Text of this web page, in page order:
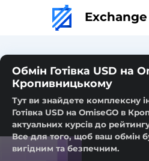
Обмін Готівка USD на
Кропивницькому
Тут ви знайдете комплексну
Готівка USD на OmiseGO в
актуальних курсів до
Все для того, щоб ваш обмін
вигідним та безпечним.